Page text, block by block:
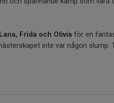
Frida och Olivia för en
inte var någon slump.